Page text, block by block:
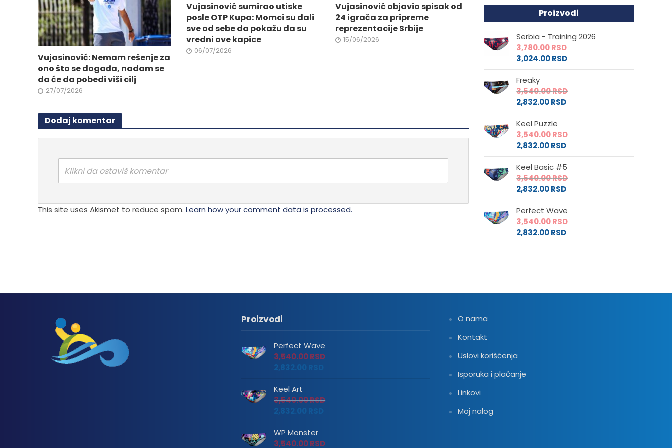
na
stranici
proizvoda.
proizvoda.
proizvoda.
Vujasinović: Nemam rešenje za
ono što se događa, nadam se
da će da pobedi viši cilj
27/07/2026
Vujasinović sumirao utiske
posle OTP Kupa: Momci su dali
sve od sebe da pokažu da su
vredni ove kapice
06/07/2026
Vujasinović objavio spisak od
24 igrača za pripreme
reprezentacije Srbije
15/06/2026
Dodaj komentar
Klikni da ostaviš komentar
This site uses Akismet to reduce spam. Learn how your comment data is processed.
Proizvodi
Serbia - Training 2026
3,780.00RSD
3,024.00RSD
Freaky
3,540.00RSD
2,832.00RSD
Keel Puzzle
3,540.00RSD
2,832.00RSD
Keel Basic #5
3,540.00RSD
2,832.00RSD
Perfect Wave
3,540.00RSD
2,832.00RSD
Proizvodi
Perfect Wave
3,540.00RSD
2,832.00
Keel Art
3,540.00RSD
2,832.00
WP Monster
3,540.00RSD
O nama
Kontakt
Uslovi korišćenja
Isporuka i plaćanje
Linkovi
Moj nalog